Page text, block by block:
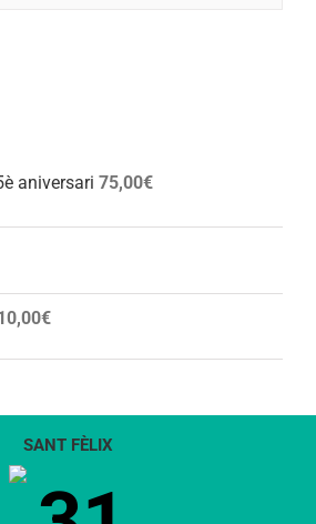
aniversari 75,00€
€
SANT FÈLIX